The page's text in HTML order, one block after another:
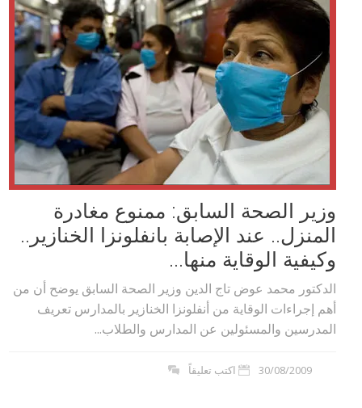
وزير الصحة السابق: ممنوع مغادرة
المنزل.. عند الإصابة بانفلونزا الخنازير..
وكيفية الوقاية منها...
الدكتور محمد عوض تاج الدين وزير الصحة السابق يوضح أن من
أهم إجراءات الوقاية من أنفلونزا الخنازير بالمدارس تعريف
المدرسين والمسئولين عن المدارس والطلاب...
30/08/2009 اكتب تعليقاً